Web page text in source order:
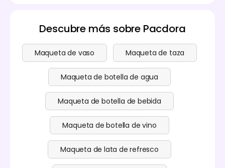
Descubre más sobre Pacdora
Maqueta de vaso Maqueta de taza
Maqueta de botella de agua
Maqueta de botella de bebida
Maqueta de botella de vino
Maqueta de lata de refresco